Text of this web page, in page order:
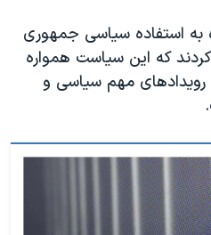
به استفاده سیاسی جمهوری
کردند که این سیاست همواره
مهم سیاسی و